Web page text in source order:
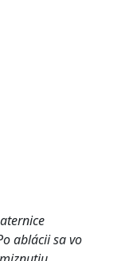
ablácii sa vo